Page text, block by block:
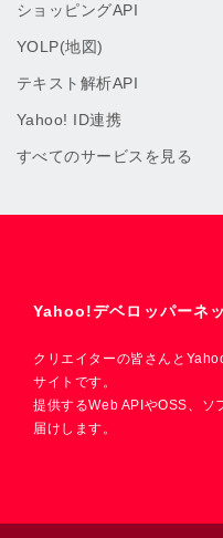
ショッピングAPI
YOLP(地図)
テキスト解析API
Yahoo! ID連携
すべてのサービスを見る
Yahoo!デベロッパーネ
クリエイターの皆さんと
サイトです。
提供するWeb APIやOSS、ソ
届けします。